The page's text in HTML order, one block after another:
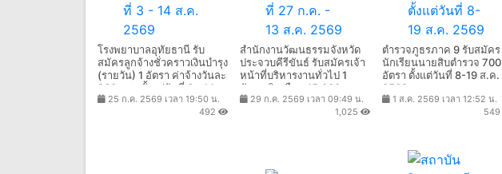
โรงพยาบาลอุทัยธานี รับ
สมัครลูกจ้างชั่วคราวเงินบำรุง
(รายวัน) 1 อัตรา ค่าจ้างวันละ
330 บาท ตั้งแต่วันที่ 3 - 14
ส.ค. 2569
25 ก.ค. 2569 เวลา 19:50 น.
492
สำนักงานวัฒนธรรมจังหวัด
ประจวบคีรีขันธ์ รับสมัครเจ้า
หน้าที่บริหารงานทั่วไป 1
อัตรา เงินเดือน 15,000 บาท
ตั้งแต่วันที่ 27 ก.ค. - 13 ส.ค.
29 ก.ค. 2569 เวลา 09:49 น.
1,025
ตำรวจภูธรภาค 9 รับสมัคร
นักเรียนนายสิบตำรวจ 700
อัตรา ตั้งแต่วันที่ 8-19 ส.ค.
2569
1 ส.ค. 2569 เวลา 12:52 น.
549